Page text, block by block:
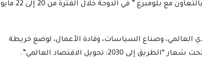
وتعقد النسخة الخامسة من “منتدى قطر الاقتصادي بالتعاون مع بلومبرغ ” في الدوحة خلال الفترة من 20 إلى 22 مايو
العالمي، وصناع السياسات، وقادة الأعمال، لوضع خريطة
تحويل الاقتصاد العالمي”.